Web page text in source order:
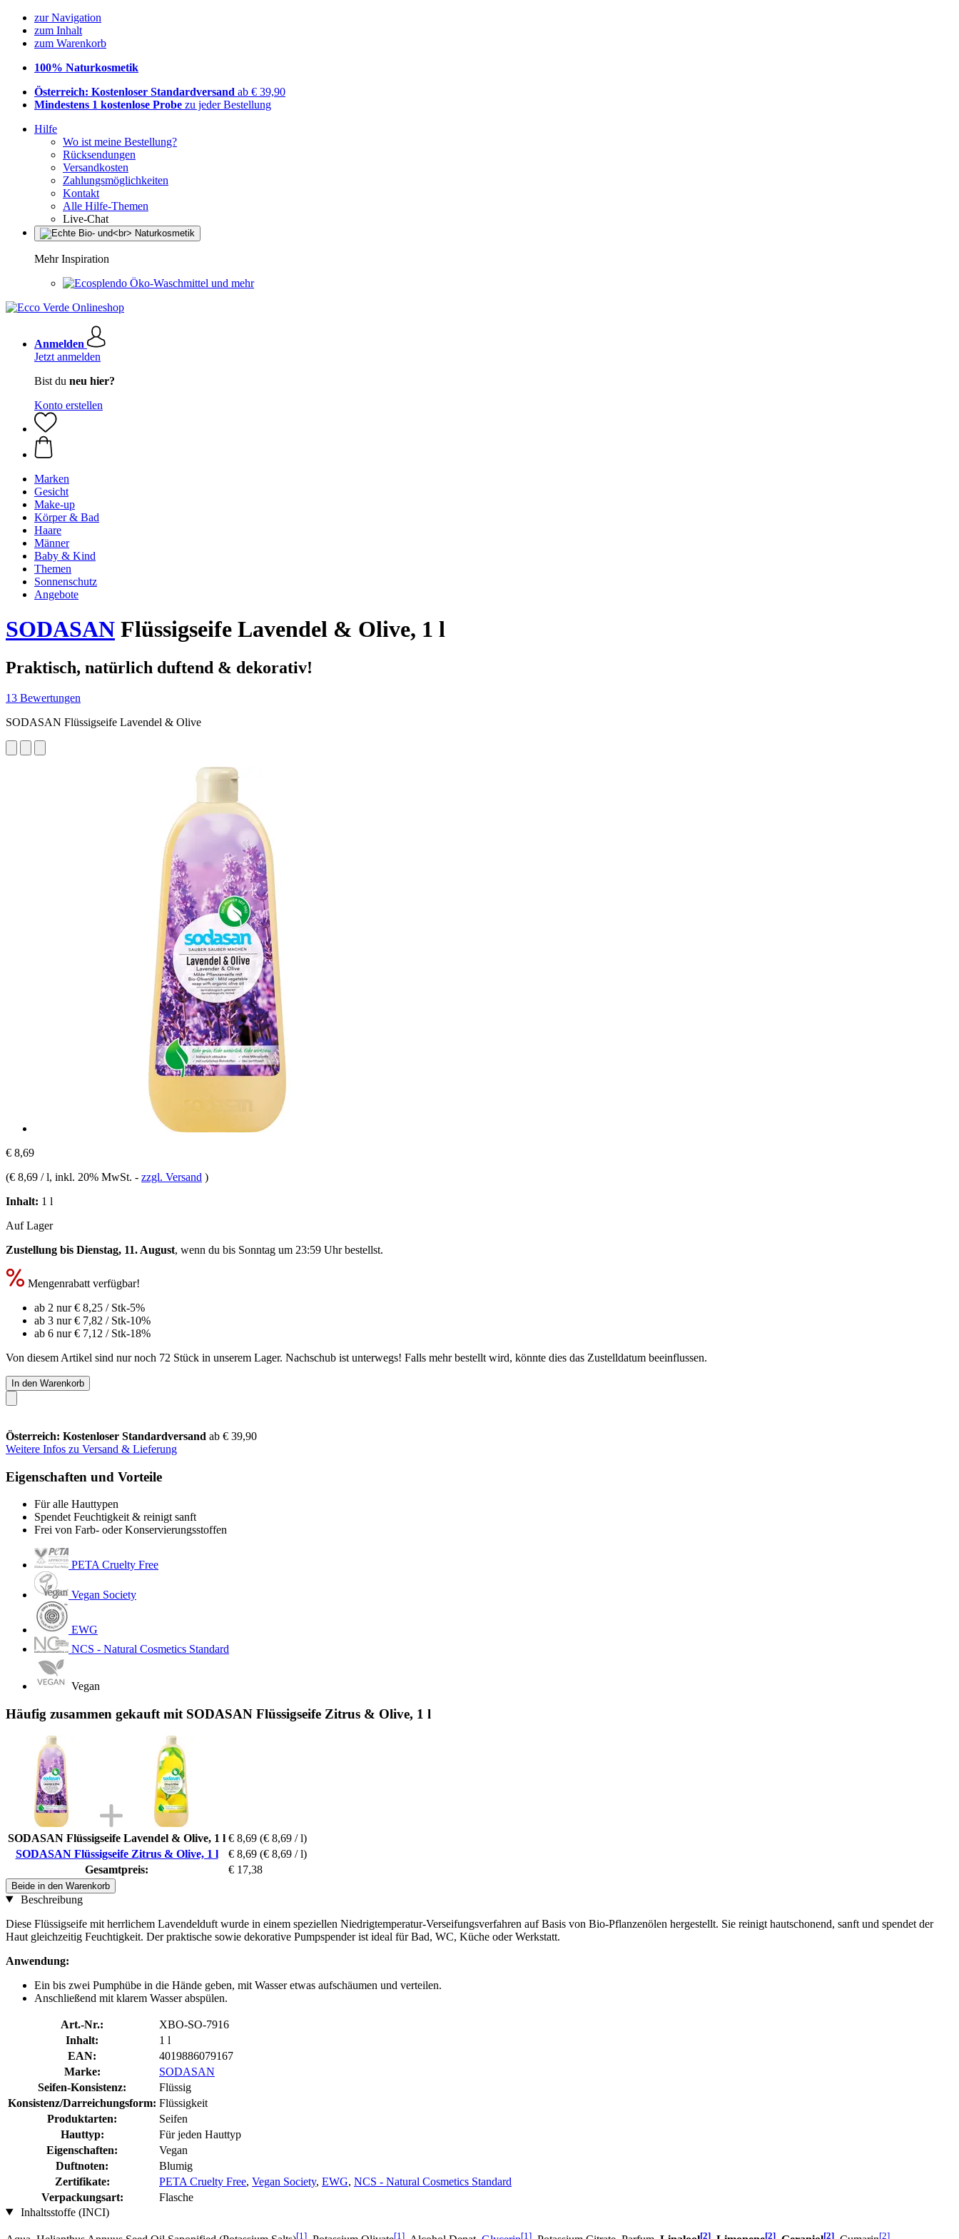
zur Navigation
zum Inhalt
zum Warenkorb
100% Naturkosmetik
Österreich: Kostenloser Standardversand ab € 39,90
Mindestens 1 kostenlose Probe zu jeder Bestellung
Hilfe
Wo ist meine Bestellung?
Rücksendungen
Versandkosten
Zahlungsmöglichkeiten
Kontakt
Alle Hilfe-Themen
Live-Chat
Mehr Inspiration
Öko-Waschmittel und mehr
Anmelden
Jetzt anmelden
Bist du neu hier?
Konto erstellen
Marken
Gesicht
Make-up
Körper & Bad
Haare
Männer
Baby & Kind
Themen
Sonnenschutz
Angebote
SODASAN Flüssigseife Lavendel & Olive, 1 l
Praktisch, natürlich duftend & dekorativ!
13 Bewertungen
SODASAN Flüssigseife Lavendel & Olive
€ 8,69
(€ 8,69 / l, inkl. 20% MwSt. - zzgl. Versand )
Inhalt: 1 l
Auf Lager
Zustellung bis Dienstag, 11. August, wenn du bis Sonntag um 23:59 Uhrbestellst.
Mengenrabatt verfügbar!
ab 2 nur€ 8,25 / Stk-5%
ab 3 nur€ 7,82 / Stk-10%
ab 6 nur€ 7,12 / Stk-18%
Von diesem Artikel sind nur noch 72 Stück in unserem Lager. Nachschub ist unterwegs! Falls mehr bestellt wird, könnte dies das Zustelldatum beeinflussen.
In den Warenkorb
Österreich: Kostenloser Standardversand ab € 39,90
Weitere Infos zu Versand & Lieferung
Eigenschaften und Vorteile
Für alle Hauttypen
Spendet Feuchtigkeit & reinigt sanft
Frei von Farb- oder Konservierungsstoffen
PETA Cruelty Free
Vegan Society
EWG
NCS - Natural Cosmetics Standard
Vegan
Häufig zusammen gekauft mit SODASAN Flüssigseife Zitrus & Olive, 1 l
SODASAN Flüssigseife Lavendel & Olive, 1 l € 8,69 (€ 8,69 / l)
SODASAN Flüssigseife Zitrus & Olive, 1 l
€ 8,69 (€ 8,69 / l)
Gesamtpreis:
€ 17,38
Beide in den Warenkorb
Beschreibung
Diese Flüssigseife mit herrlichem Lavendelduft wurde in einem speziellen Niedrigtemperatur-Verseifungsverfahren auf Basis von Bio-Pflanzenölen hergestellt. Sie reinigt hautschonend, sanft und spendet der
Haut gleichzeitig Feuchtigkeit. Der praktische sowie dekorative Pumpspender ist ideal für Bad, WC, Küche oder Werkstatt.
Anwendung:
Ein bis zwei Pumphübe in die Hände geben, mit Wasser etwas aufschäumen und verteilen.
Anschließend mit klarem Wasser abspülen.
Art.-Nr.:
XBO-SO-7916
Inhalt:
1 l
EAN:
4019886079167
Marke:
SODASAN
Seifen-Konsistenz:
Flüssig
Konsistenz/Darreichungsform: Flüssigkeit
Produktarten:
Seifen
Hauttyp:
Für jeden Hauttyp
Eigenschaften:
Vegan
Duftnoten:
Blumig
Zertifikate:
PETA Cruelty Free, Vegan Society, EWG, NCS - Natural Cosmetics Standard
Verpackungsart:
Flasche
Inhaltsstoffe (INCI)
[1] [1] [1] [2] [2] [2] [2]